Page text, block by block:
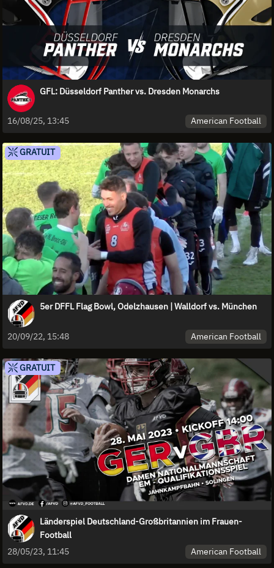
GFL: Düsseldorf Panther vs. Dresden Monarchs
16/08/25, 13:45 American Football
GRATUIT
5er DFFL Flag Bowl, Odelzhausen | Walldorf vs. München
20/09/22, 15:48 American Football
GRATUIT
Länderspiel Deutschland-Großbritannien im Frauen-
Football
28/05/23, 11:45
American Football